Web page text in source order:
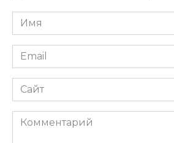
Имя
*
Email
*
Сайт
Комментарий